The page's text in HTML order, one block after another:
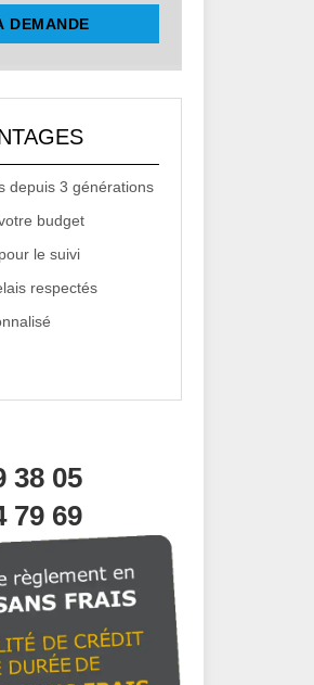
depuis 3 générations
budget
le suivi
respectés
38 05
79 69